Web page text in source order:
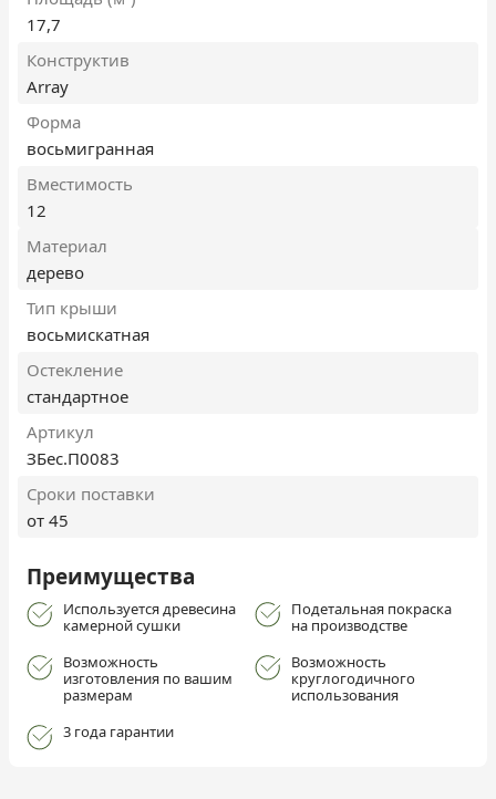
17,7
Конструктив
Array
Форма
восьмигранная
Вместимость
12
Материал
дерево
Тип крыши
восьмискатная
Остекление
стандартное
Артикул
ЗБес.П0083
Сроки поставки
от 45
Преимущества
Используется древесина
камерной сушки
Подетальная покраска
на производстве
Возможность
изготовления по вашим
размерам
Возможность
круглогодичного
использования
3 года гарантии